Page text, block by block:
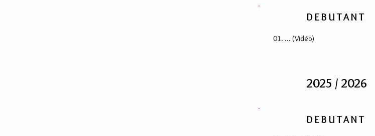
DEBUTANT
01. ... (Vidéo)
2025 / 2026
DEBUTANT